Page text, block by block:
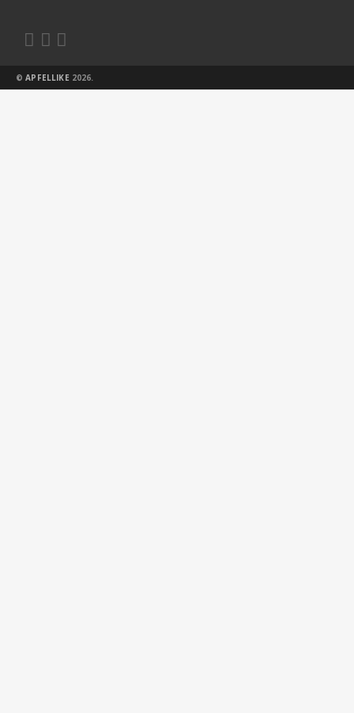
  
©APFELLIKE 2026.